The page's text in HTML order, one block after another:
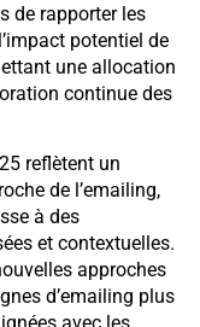
de rapporter les
potentiel de
une allocation
continue des
reflètent un
de l’emailing,
à des
et contextuelles.
approches
d’emailing plus